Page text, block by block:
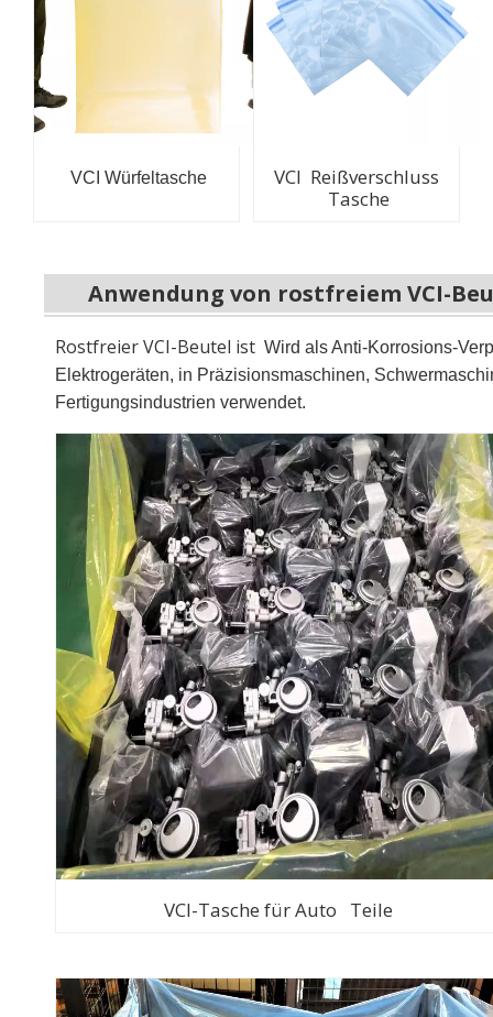
VCI Würfeltasche
VCI Reißverschluss
Tasche
Anwendung von rostfreiem VCI-
Rostfreier VCI-Beutel ist Wird als Anti-Korrosions-
Elektrogeräten, in Präzisionsmaschinen,
Fertigungsindustrien verwendet.
VCI-Tasche für Auto Teile